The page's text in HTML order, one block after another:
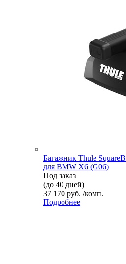
Багажник Thule
для BMW X6 (G06)
Под заказ
(до 40 дней)
37 170 руб. /комп.
Подробнее